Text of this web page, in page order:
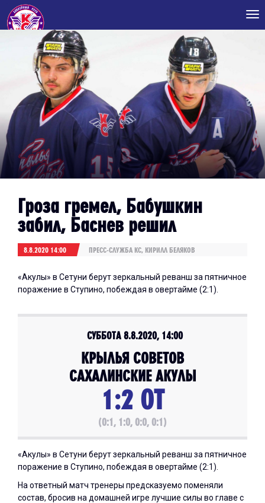
Гроза гремел, Бабушкин
забил, Баснев решил
8.8.2020 14:00 ПРЕСС-СЛУЖБА КС, КИРИЛЛ БЕЛЯКОВ
«Акулы» в Сетуни берут зеркальный реванш за пятничное
поражение в Ступино, побеждая в овертайме (2:1).
СУББОТА 8.8.2020, 14:00
КРЫЛЬЯ СОВЕТОВ
САХАЛИНСКИЕ АКУЛЫ
1:2 ОТ
(0:1, 1:0, 0:0, 0:1)
«Акулы» в Сетуни берут зеркальный реванш за пятничное
поражение в Ступино, побеждая в овертайме (2:1).
На ответный матч тренеры предсказуемо поменяли
состав, бросив на домашней игре лучшие силы во главе с